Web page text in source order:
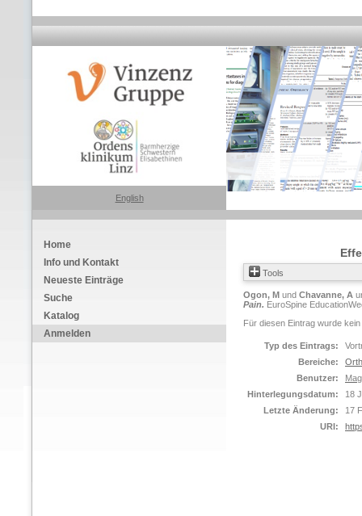
English
Home
Info und Kontakt
Neueste Einträge
Suche
Katalog
Anmelden
Tools
Ogon, M und Chavanne, A
Pain. EuroSpine
Für diesen Eintrag wurde
Typ des Eintrags:
Bereiche:
Benutzer:
Hinterlegungsdatum:
18
Letzte Änderung:
17
URI: